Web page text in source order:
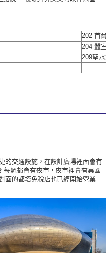
202 首爾
204 蠶室
209聖水
的交通設施，在設計廣場裡面會有
每週都會有夜市，夜市裡會有異國
面的都塔免稅店也已經開始營業